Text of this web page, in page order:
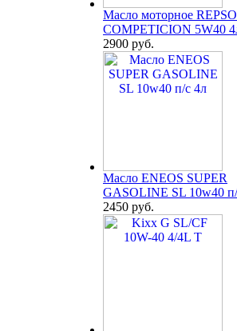
Масло моторное
COMPETICION 5W40
2900 руб.
Масло ENEOS SUPER
GASOLINE SL 10w40
2450 руб.